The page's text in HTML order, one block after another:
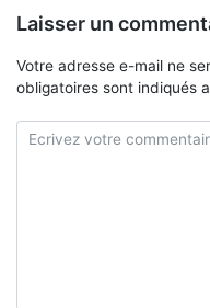
Laisser un
Votre adresse e-mail ne
obligatoires sont indiqués